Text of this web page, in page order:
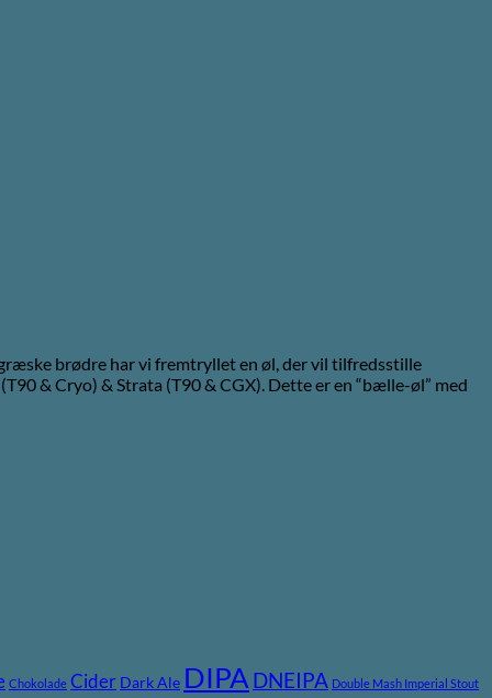
brødre har vi fremtryllet en øl, der vil tilfredsstille
& Cryo) & Strata (T90 & CGX). Dette er en “bælle-øl” med
Chokolade Cider Dark Ale DIPA DNEIPA Double Mash Imperial Stout